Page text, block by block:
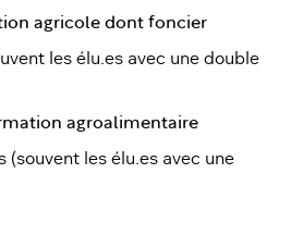
agricole dont foncier
les élu.es avec une double
agroalimentaire
(souvent les élu.es avec une